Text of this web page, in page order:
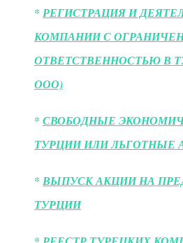
*РЕГИСТРАЦИЯ И
КОМПАНИИ С
ОТВЕТСТВЕННОСТЬЮ В
ООО)
*СВОБОДНЫЕ
ТУРЦИИ ИЛИ ЛЬГОТНЫЕ
*ВЫПУСК АКЦИИ НА
ТУРЦИИ